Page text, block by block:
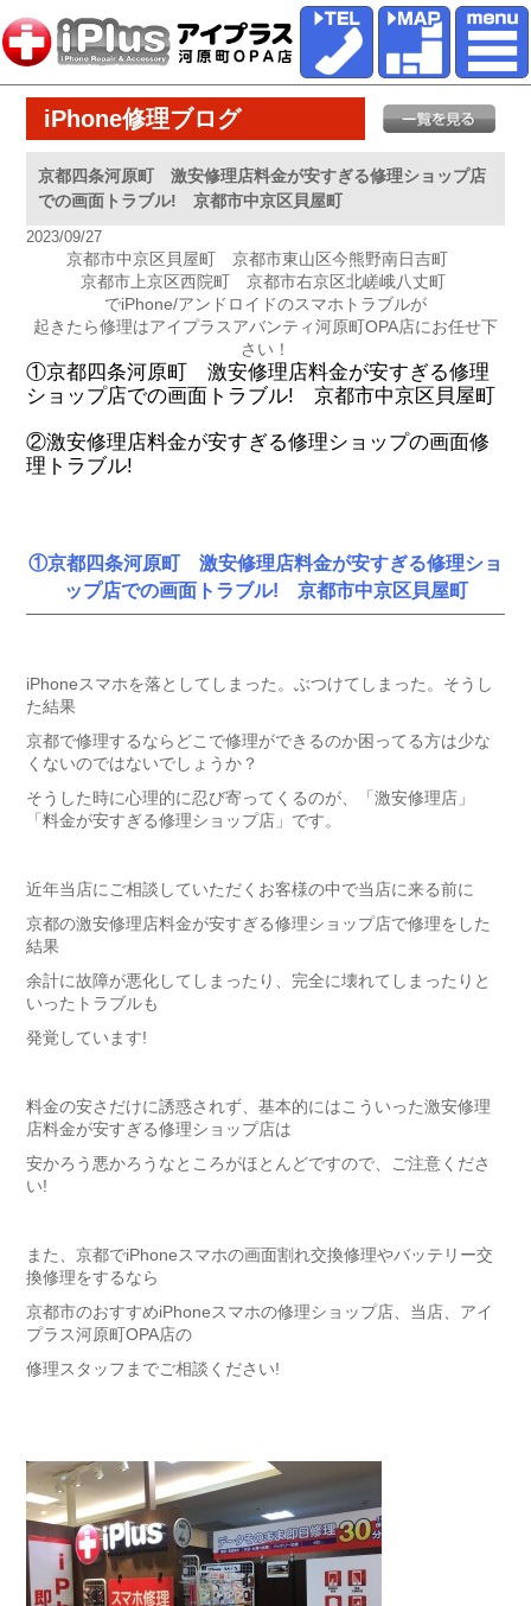
iPhone修理ブログ
京都四条河原町 激安修理店料金が安すぎる修理ショップ店
での画面トラブル! 京都市中京区貝屋町
2023/09/27
京都市中京区貝屋町 京都市東山区今熊野南日吉町
京都市上京区西院町 京都市右京区北嵯峨八丈町
でiPhone/アンドロイドのスマホトラブルが
起きたら修理はアイプラスアバンティ河原町OPA店にお任せ下
さい！
①京都四条河原町 激安修理店料金が安すぎる修理
ショップ店での画面トラブル! 京都市中京区貝屋町
②激安修理店料金が安すぎる修理ショップの画面修
理トラブル!
①京都四条河原町 激安修理店料金が安すぎる修理ショ
ップ店での画面トラブル! 京都市中京区貝屋町
iPhoneスマホを落としてしまった。ぶつけてしまった。そうし
た結果
京都で修理するならどこで修理ができるのか困ってる方は少な
くないのではないでしょうか？
そうした時に心理的に忍び寄ってくるのが、「激安修理店」
「料金が安すぎる修理ショップ店」です。
近年当店にご相談していただくお客様の中で当店に来る前に
京都の激安修理店料金が安すぎる修理ショップ店で修理をした
結果
余計に故障が悪化してしまったり、完全に壊れてしまったりと
いったトラブルも
発覚しています!
料金の安さだけに誘惑されず、基本的にはこういった激安修理
店料金が安すぎる修理ショップ店は
安かろう悪かろうなところがほとんどですので、ご注意くださ
い!
また、京都でiPhoneスマホの画面割れ交換修理やバッテリー交
換修理をするなら
京都市のおすすめiPhoneスマホの修理ショップ店、当店、アイ
プラス河原町OPA店の
修理スタッフまでご相談ください!